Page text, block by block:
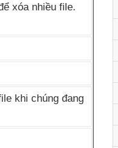
xóa nhiều file.
khi chúng đang